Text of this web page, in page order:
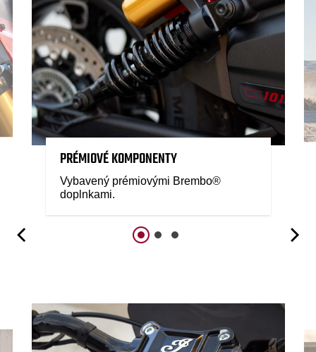
PRÉMIOVÉ KOMPONENTY
Vybavený prémiovými Brembo®
doplnkami.